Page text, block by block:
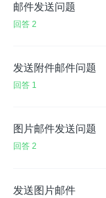
邮件发送问题
回答 2
发送附件邮件问题
回答 1
图片邮件发送问题
回答 2
发送图片邮件